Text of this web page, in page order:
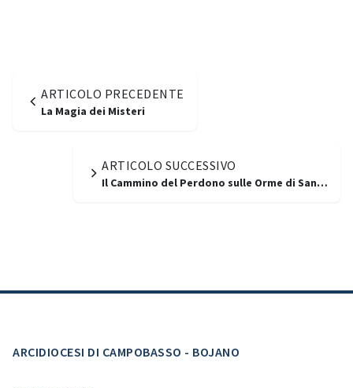
ARTICOLO PRECEDENTE
La Magia dei Misteri
ARTICOLO SUCCESSIVO
Il Cammino del Perdono sulle Orme di San…
ARCIDIOCESI DI CAMPOBASSO - BOJANO